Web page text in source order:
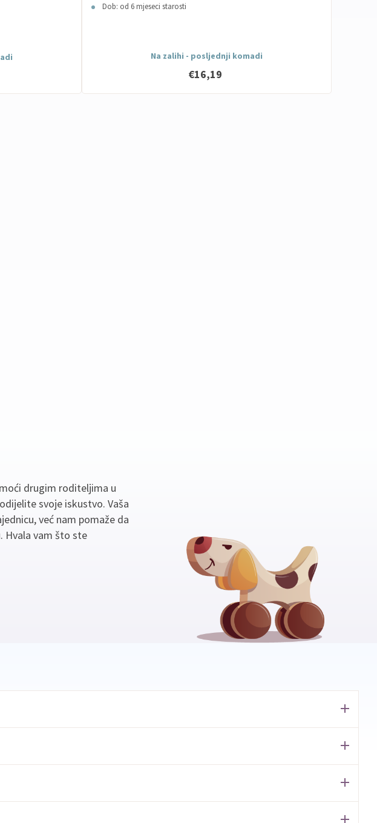
Dob: od 6 mjeseci starosti
Na zalihi - posljednji komadi
€16,19
drugim roditeljima u
svoje iskustvo. Vaša
već nam pomaže da
Hvala vam što ste